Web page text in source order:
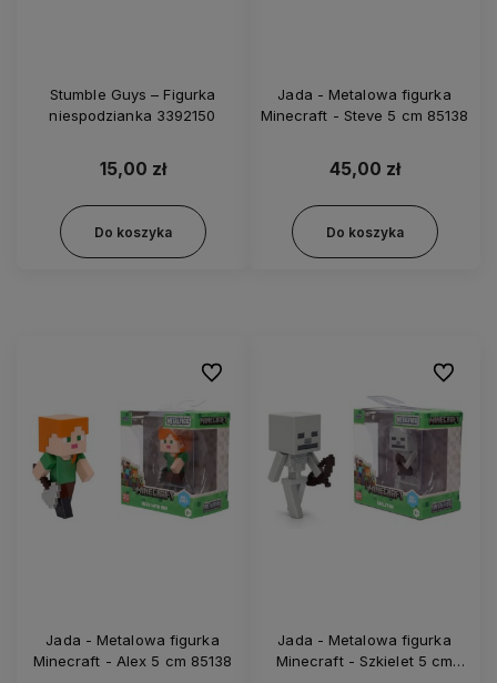
Stumble Guys – Figurka
niespodzianka 3392150
15,00 zł
Do koszyka
Jada - Metalowa figurka
Minecraft - Steve 5 cm 85138
45,00 zł
Do koszyka
Jada - Metalowa figurka
Minecraft - Alex 5 cm 85138
Do ulubionych
Jada - Metalowa figurka
Minecraft - Szkielet 5 cm
Do